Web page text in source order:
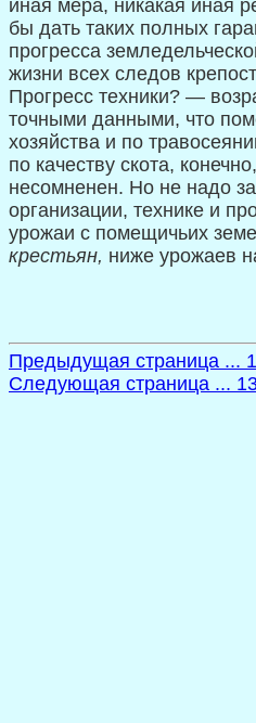
иная мера, никакая иная
бы дать таких полных
прогресса
жизни всех следов
Прогресс техники? —
точными дан­ными, что
хозяйства и по
по качеству скота,
несомненен. Но не надо
организации, технике и
урожаи с помещичьих
крестьян, ниже урожаев
Предыдущая страница ...
Следующая страница ...